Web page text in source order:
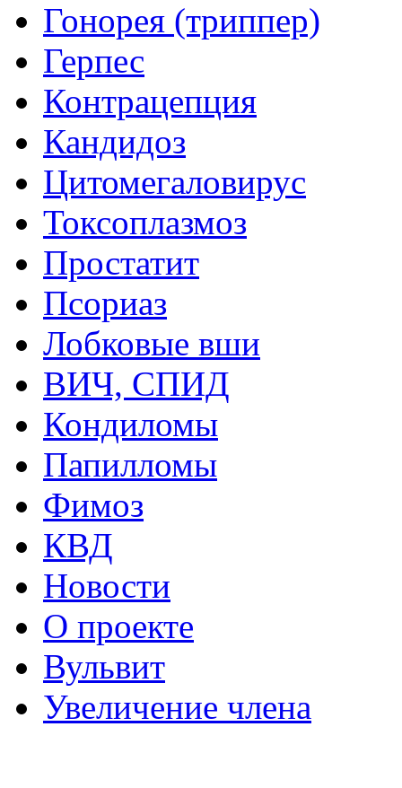
Гонорея (триппер)
Герпес
Контрацепция
Кандидоз
Цитомегаловирус
Токсоплазмоз
Простатит
Псориаз
Лобковые вши
ВИЧ, СПИД
Кондиломы
Папилломы
Фимоз
КВД
Новости
О проекте
Вульвит
Увеличение члена